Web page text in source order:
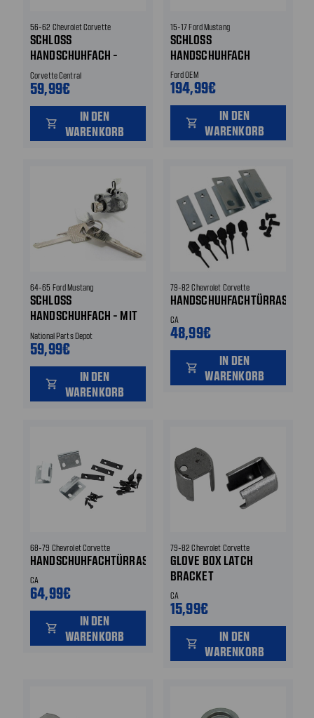
56-62 Chevrolet Corvette
SCHLOSS
HANDSCHUHFACH -
GEHÄUSE
Corvette Central
59,99€
shopping_cart
IN DEN
WARENKORB
15-17 Ford Mustang
SCHLOSS
HANDSCHUHFACH
Ford OEM
194,99€
shopping_cart
IN DEN
WARENKORB
64-65 Ford Mustang
SCHLOSS
HANDSCHUHFACH - MIT
STANDART
AUSSTATTUNG
National Parts Depot
59,99€
shopping_cart
IN DEN
WARENKORB
79-82 Chevrolet Corvette
HANDSCHUHFACHTÜRRASTE
CA
48,99€
shopping_cart
IN DEN
WARENKORB
68-79 Chevrolet Corvette
HANDSCHUHFACHTÜRRASTE
CA
64,99€
shopping_cart
IN DEN
WARENKORB
79-82 Chevrolet Corvette
GLOVE BOX LATCH
BRACKET
CA
15,99€
shopping_cart
IN DEN
WARENKORB